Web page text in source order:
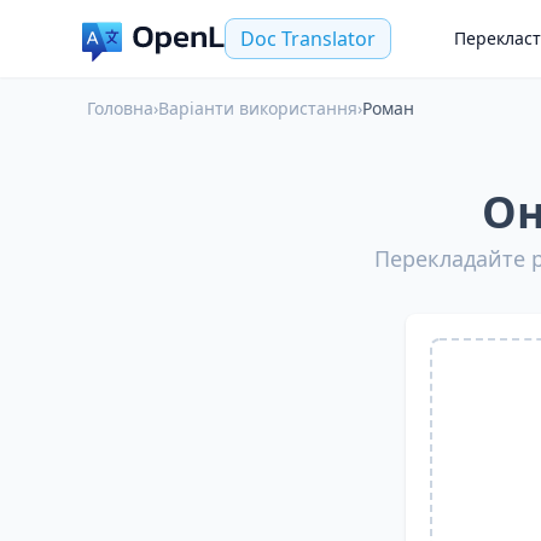
Doc Translator
Головна›Варіанти використання›Роман
Перекладайте